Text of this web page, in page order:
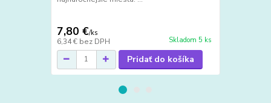
7,80 €/ks
6,34 € bez DPH Skladom 5 ks
Pridať do košíka